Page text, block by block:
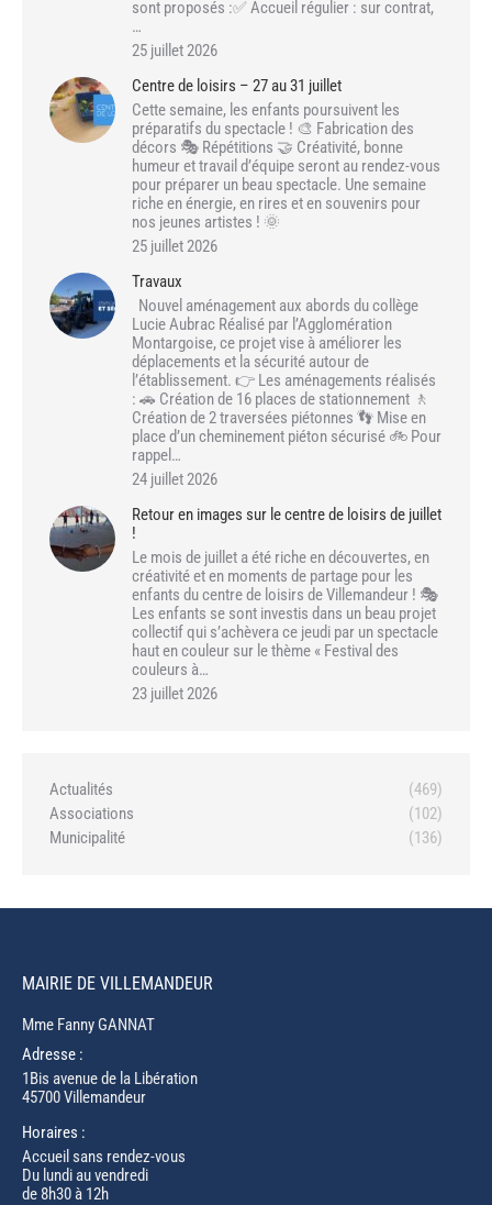
sont proposés :✅ Accueil régulier : sur contrat,
…
25 juillet 2026
Centre de loisirs – 27 au 31 juillet
Cette semaine, les enfants poursuivent les
préparatifs du spectacle ! 🎨 Fabrication des
décors 🎭 Répétitions 🤝 Créativité, bonne
humeur et travail d’équipe seront au rendez-vous
pour préparer un beau spectacle. Une semaine
riche en énergie, en rires et en souvenirs pour
nos jeunes artistes ! 🌞
25 juillet 2026
Travaux
Nouvel aménagement aux abords du collège
Lucie Aubrac Réalisé par l’Agglomération
Montargoise, ce projet vise à améliorer les
déplacements et la sécurité autour de
l’établissement. 👉 Les aménagements réalisés
: 🚗 Création de 16 places de stationnement 🚶
Création de 2 traversées piétonnes 👣 Mise en
place d’un cheminement piéton sécurisé 🚲 Pour
rappel…
24 juillet 2026
Retour en images sur le centre de loisirs de juillet
!
Le mois de juillet a été riche en découvertes, en
créativité et en moments de partage pour les
enfants du centre de loisirs de Villemandeur ! 🎭
Les enfants se sont investis dans un beau projet
collectif qui s’achèvera ce jeudi par un spectacle
haut en couleur sur le thème « Festival des
couleurs à…
23 juillet 2026
Actualités
(469)
Associations
(102)
Municipalité
(136)
MAIRIE DE VILLEMANDEUR
Mme Fanny GANNAT
Adresse :
1Bis avenue de la Libération
45700 Villemandeur
Horaires :
Accueil sans rendez-vous
Du lundi au vendredi
de 8h30 à 12h